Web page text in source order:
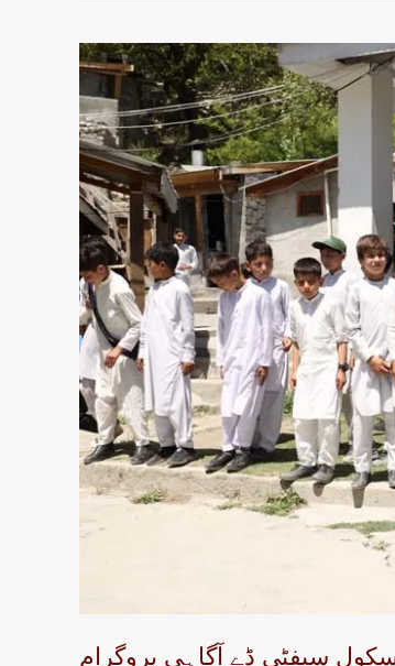
آغا
خان
ایجنسی
فار
ہیبیٹاٹ
کا
کالاش
ویلی
میں
سکول
سیفٹی
ڈے
آگاہی
پروگرام